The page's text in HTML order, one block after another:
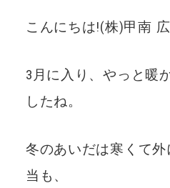
こんにちは!(株)甲南
3月に入り、やっと暖
したね。
冬のあいだは寒くて
当も、